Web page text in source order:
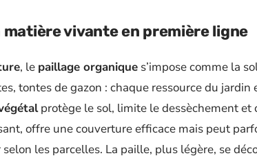
matière vivante en première ligne
, le paillage organique s’impose comme la
tontes de gazon : chaque ressource du jardin
protège le sol, limite le dessèchement et
offre une couverture efficace mais peut
les parcelles. La paille, plus légère, se